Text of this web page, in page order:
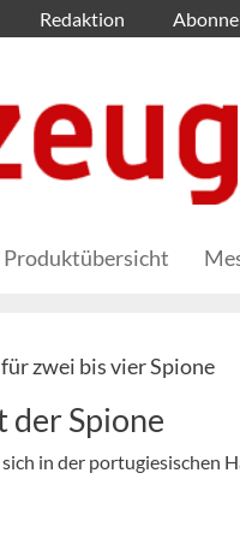
Redaktion
Produktübersicht
zwei bis vier Spione
der Spione
in der portugiesischen